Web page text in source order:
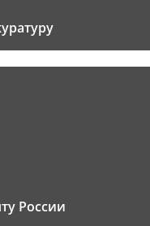
России